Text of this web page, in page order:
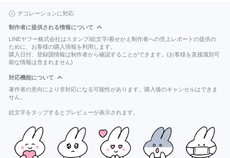
デコレーションに対応
制作者に提供される情報について
LINEヤフー株式会社はスタンプ/絵文字/着せかえ制作者への売上レポートの提供の
ために、お客様の購入情報を利用します。
購入日付、登録国情報は制作者から確認することができます。(お客様を直接識別可
能な情報は含まれません)
対応機能について
著作者の意向により非対応になる可能性があります。購入後のキャンセルはできま
せん。
絵文字をタップするとプレビューが表示されます。